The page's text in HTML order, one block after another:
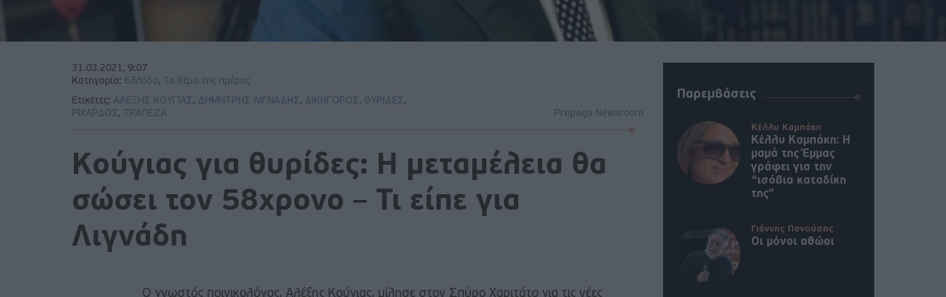
31.03.2021, 9:07
Κατηγορία: Ελλάδα,
Το θέμα της ημέρας
Ετικέτες: ΑΛΕΞΗΣ ΚΟΥΓΙΑΣ, ΔΗΜΗΤΡΗΣ ΛΙΓΝΑΔΗΣ, ΔΙΚΗΓΟΡΟΣ, ΘΥΡΙΔΕΣ,
ΡΙΧΑΡΔΟΣ, ΤΡΑΠΕΖΑ Propago Newsroom
Κούγιας για θυρίδες: Η μεταμέλεια θα
σώσει τον 58χρονο – Τι είπε για
Λιγνάδη
Ο γνωστός ποινικολόγος, Αλέξης Κούγιας, μίλησε στον Σπύρο Χαριτάτο για τις νέες
Παρεμβάσεις
Κέλλυ Καμπάκη
Κέλλυ Καμπάκη: Η
μαμά της Έμμας
γράφει για την
“ισόβια καταδίκη
της”
Γιάννης Πανούσης
Οι μόνοι αθώοι